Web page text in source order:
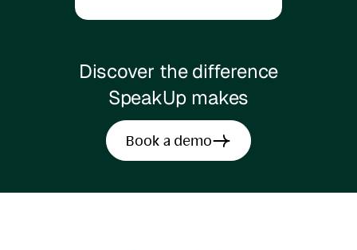
Discover the difference
SpeakUp makes
Book a demo